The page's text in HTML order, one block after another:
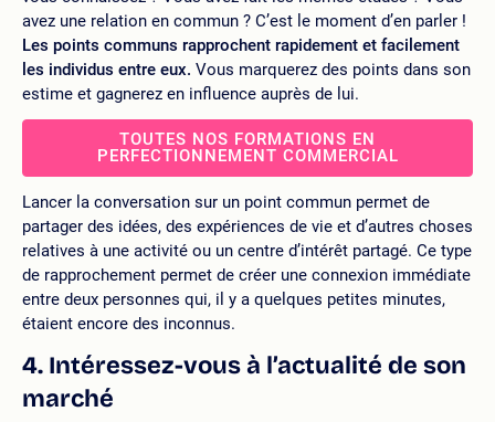
avez une relation en commun ? C’est le moment d’en parler !
Les points communs rapprochent rapidement et facilement
les individus entre eux. Vous marquerez des points dans son
estime et gagnerez en influence auprès de lui.
TOUTES NOS FORMATIONS EN
PERFECTIONNEMENT COMMERCIAL
Lancer la conversation sur un point commun permet de
partager des idées, des expériences de vie et d’autres choses
relatives à une activité ou un centre d’intérêt partagé. Ce type
de rapprochement permet de créer une connexion immédiate
entre deux personnes qui, il y a quelques petites minutes,
étaient encore des inconnus.
4. Intéressez-vous à l’actualité de son
marché